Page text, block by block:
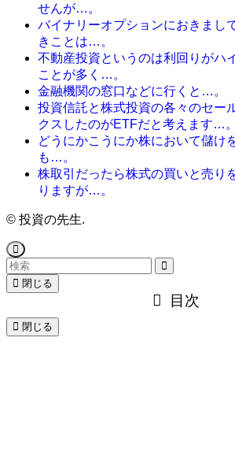
せんが…。
バイナリーオプションにおきまし
きことは…。
不動産投資というのは利回りがハ
ことが多く…。
金融機関の窓口などに行くと…。
投資信託と株式投資の各々のセー
クスしたのがETFだと考えます…。
どうにかこうにか株において儲け
も…。
株取引だったら株式の買いと売り
りますが…。
© 投資の先生.
閉じる
目次
閉じる